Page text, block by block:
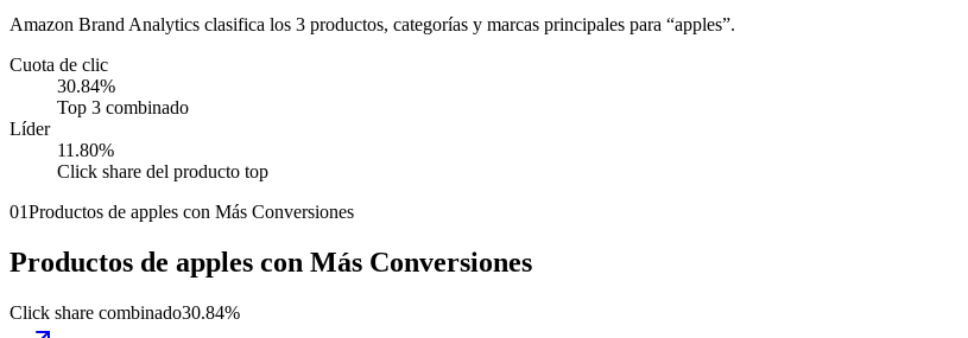
Amazon Brand Analytics clasifica los 3 productos, categorías y marcas principales para “apples”.
Cuota de clic
30.84%
Top 3 combinado
Líder
11.80%
Click share del producto top
01Productos de apples con Más Conversiones
Productos de apples con Más Conversiones
Click share combinado30.84%